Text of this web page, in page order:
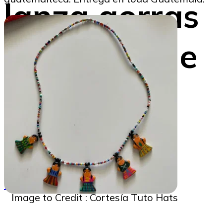
lanza gorras
con ideas de
acción y fe
Gustavo Montenegro
28/05/2026
Image to Credit : Cortesía Tuto Hats